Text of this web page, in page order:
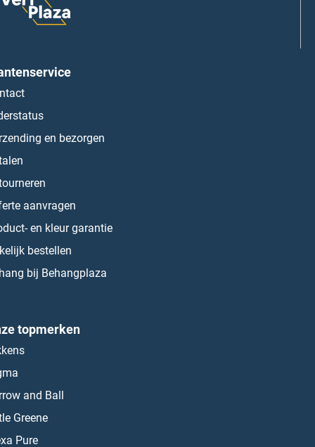
en bezorgen
aanvragen
en kleur garantie
bestellen
bij Behangplaza
topmerken
and Ball
Greene
Pure